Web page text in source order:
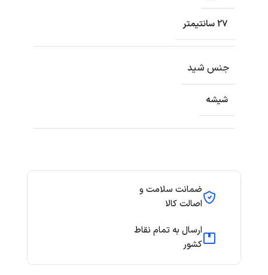
ضمانت سلامت و
اصالت کالا
ارسال به تمام نقاط
کشور
27 سانتیمتر
جنس شید
شیشه